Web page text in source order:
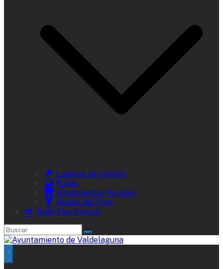
Lugares de Interés
Rutas
Alojamientos Rurales
Museo del Vino
Sede Electrónica